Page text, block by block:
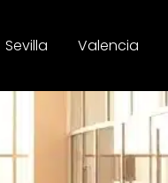
Sevilla Valencia